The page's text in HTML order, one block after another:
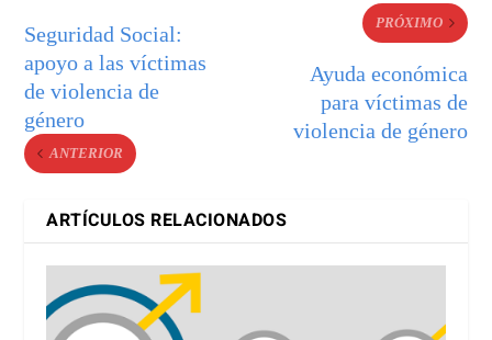
Seguridad Social:
apoyo a las víctimas
de violencia de
género
ANTERIOR
PRÓXIMO
Ayuda económica
para víctimas de
violencia de género
ARTÍCULOS RELACIONADOS